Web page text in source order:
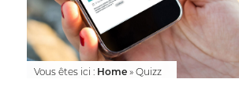
Vous êtes ici : Home» Quizz